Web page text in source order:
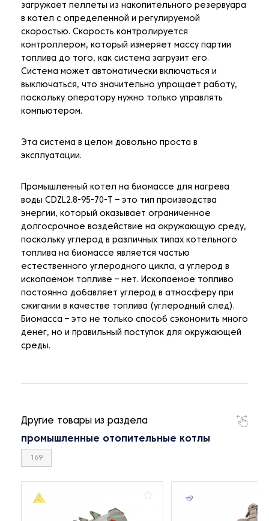
загружает пеллеты из накопительного резервуара
в котел с определенной и регулируемой
скоростью. Скорость контролируется
контроллером, который измеряет массу партии
топлива до того, как система загрузит его.
Система может автоматически включаться и
выключаться, что значительно упрощает работу,
поскольку оператору нужно только управлять
компьютером.
Эта система в целом довольно проста в
эксплуатации.
Промышленный котел на биомассе для нагрева
воды CDZL2.8-95-70-T – это тип производства
энергии, который оказывает ограниченное
долгосрочное воздействие на окружающую среду,
поскольку углерод в различных типах котельного
топлива на биомассе является частью
естественного углеродного цикла, а углерод в
ископаемом топливе – нет. Ископаемое топливо
постоянно добавляет углерод в атмосферу при
сжигании в качестве топлива (углеродный след).
Биомасса – это не только способ сэкономить много
денег, но и правильный поступок для окружающей
среды.
Другие товары из раздела
промышленные отопительные котлы
169